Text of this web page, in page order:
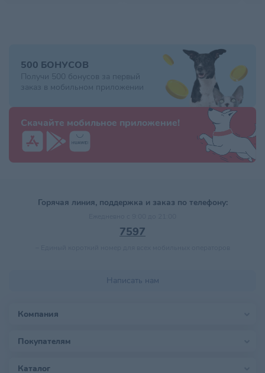
500 БОНУСОВ
Получи 500 бонусов за первый
заказ в мобильном приложении
Скачайте мобильное приложение!
Горячая линия, поддержка и заказ по телефону:
7597
Написать нам
Компания
Покупателям
Каталог